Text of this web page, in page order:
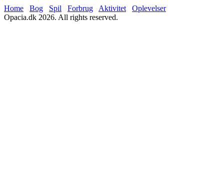
Home Bog Spil Forbrug Aktivitet
Oplevelser
Opacia.dk 2026. All rights reserved.